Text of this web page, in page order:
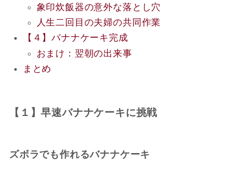
象印炊飯器の意外な落とし穴
人生二回目の夫婦の共同作業
【４】バナナケーキ完成
おまけ：翌朝の出来事
まとめ
【１】早速バナナケーキに挑戦
ズボラでも作れるバナナケーキ